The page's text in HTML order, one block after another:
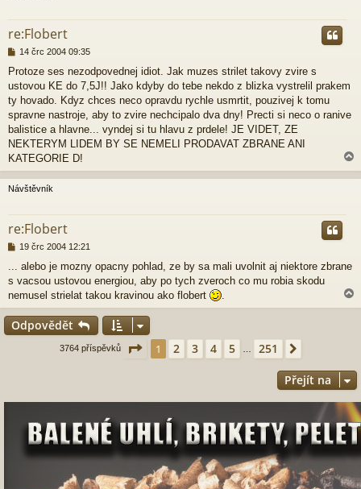
re:Flobert
P
í
s
p
ě
v
e
k
14 črc 2004 09:35
Protoze ses nezodpovednej idiot. Jak muzes strilet takovy zvire s
ustovou KE do 7,5J!! Jako kdyby do tebe nekdo z blizka vystrelil prakem
ty hovado. Kdyz chces neco opravdu rychle usmrtit, pouzivej k tomu
spravne nastroje, aby to zvire nechcipalo dva dny! Precti si neco o ranive
balistice a hlavne... vyndej si tu hlavu z prdele! JE VIDET, ZE
NEKTERYM LIDEM BY SE NEMELI PRODAVAT ZBRANE ANI
KATEGORIE D!
a
h
Návštěvník
re:Flobert
P
í
s
p
ě
v
e
19 črc 2004 12:21
... alebo je mozny opacny pohlad, ze by sa mali uvolnit aj niektore zbrane
s vacsou ustovou energiou, aby po tych zveroch co mu robia skodu
nemusel strielat takou kravinou ako flobert
.
a
Odpovědět
3764 příspěvků Stránka 1z 251
1 2 3 4 5 … 251
Přejít na